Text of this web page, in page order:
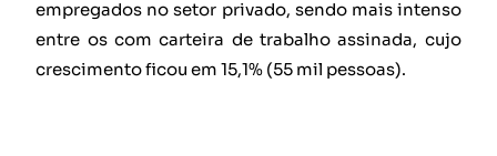
empregados no setor privado, sendo mais intenso
entre os com carteira de trabalho assinada, cujo
crescimento ficou em 15,1% (55 mil pessoas).